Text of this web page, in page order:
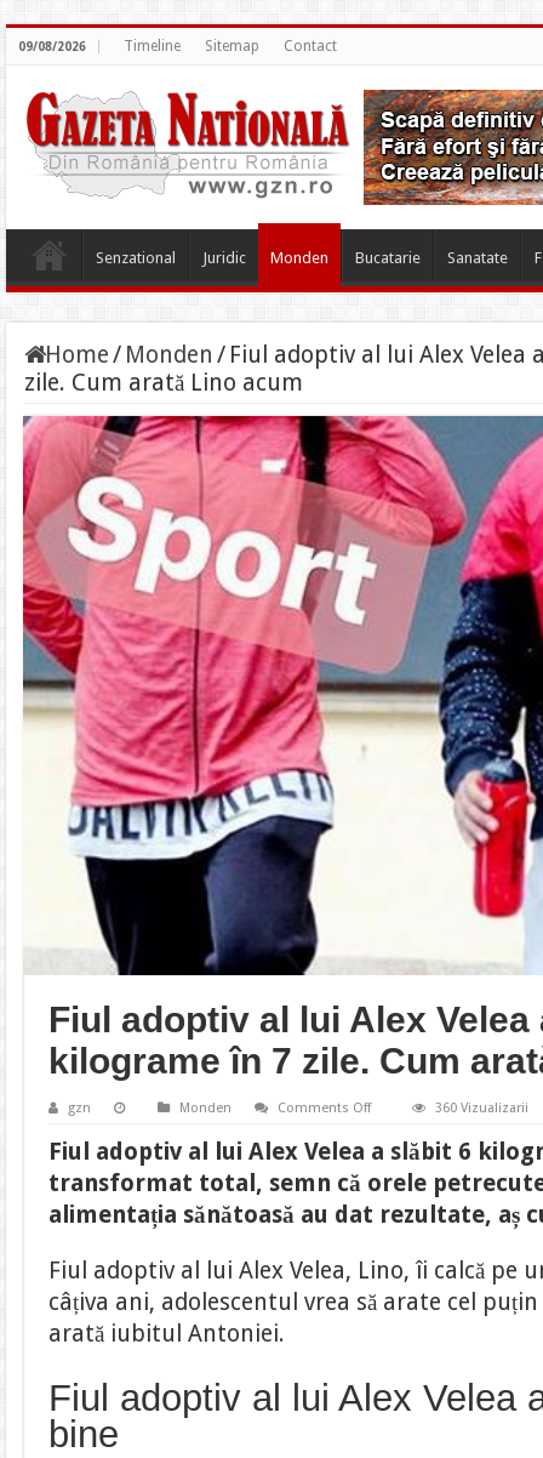
09/08/2026 Timeline Sitemap Contact
Senzational Juridic Monden Bucatarie Sanatate
Home/ Monden / Fiul adoptiv al lui Alex Velea
zile. Cum arată Lino acum
Fiul adoptiv al lui Alex Velea
kilograme în 7 zile. Cum
gzn Monden Comments Offon
adoptiv
al
Alex
a
kilograme
în
7
zile.
360 Vizualizarii
Fiul adoptiv al lui Alex Velea a slăbit 6
transformat total, semn că orele
alimentația sănătoasă au dat rezultate, aș
Fiul adoptiv al lui Alex Velea, Lino, îi calcă pe
câțiva ani, adolescentul vrea să arate cel
arată iubitul Antoniei.
Fiul adoptiv al lui Alex Velea
bine